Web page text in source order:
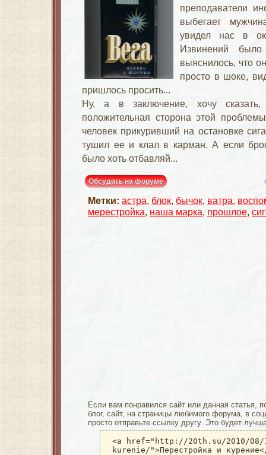
преподаватели
выбегает
увидел нас в
Извинений
выяснилось, что
просто в шоке,
пришлось просить...
Ну, а в заключение, хочу
положительная сторона этой
человек прикуривший на остановке
тушил ее и клал в карман. А если
было хоть отбавляй...
Обсудить на форуме
Метки: астра, блок, бычок, ватра,
мерестройка, наша марка, прошлое,
Если вам понравился сайт или данная статья,
блог, сайт, на страницы любимого форума, в
просто отправьте ссылку другу. Это будет
<a href="http://20th.su/2010/
kurenie/">Перестройка и